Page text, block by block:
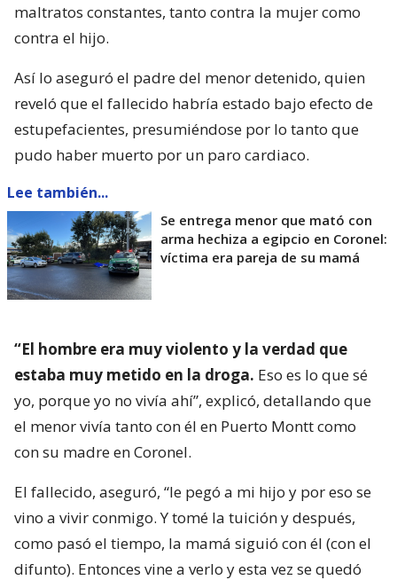
maltratos constantes, tanto contra la mujer como
contra el hijo.
Así lo aseguró el padre del menor detenido, quien
reveló que el fallecido habría estado bajo efecto de
estupefacientes, presumiéndose por lo tanto que
pudo haber muerto por un paro cardiaco.
Lee también...
Se entrega menor que mató con
arma hechiza a egipcio en Coronel:
víctima era pareja de su mamá
“El hombre era muy violento y la verdad que
estaba muy metido en la droga. Eso es lo que sé
yo, porque yo no vivía ahí”, explicó, detallando que
el menor vivía tanto con él en Puerto Montt como
con su madre en Coronel.
El fallecido, aseguró, “le pegó a mi hijo y por eso se
vino a vivir conmigo. Y tomé la tuición y después,
como pasó el tiempo, la mamá siguió con él (con el
difunto). Entonces vine a verlo y esta vez se quedó